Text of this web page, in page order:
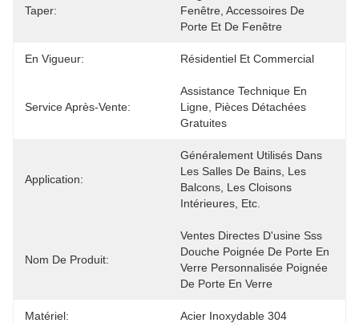
Taper:
Fenêtre, Accessoires De
Porte Et De Fenêtre
En Vigueur: Résidentiel Et Commercial
Service Après-Vente:
Assistance Technique En
Ligne, Pièces Détachées
Gratuites
Application:
Généralement Utilisés Dans
Les Salles De Bains, Les
Balcons, Les Cloisons
Intérieures, Etc.
Nom De Produit:
Ventes Directes D'usine Sss
Douche Poignée De Porte En
Verre Personnalisée Poignée
De Porte En Verre
Matériel: Acier Inoxydable 304